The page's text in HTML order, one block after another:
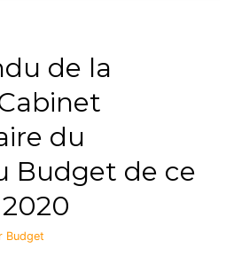
de la
du
Budget de ce
Budget